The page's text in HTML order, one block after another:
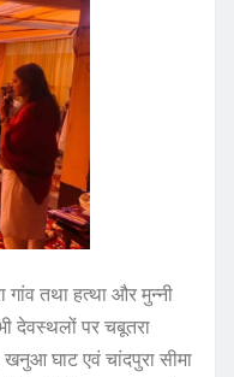
गांव तथा हत्था और मुन्नी
देवस्थलों पर चबूतरा
घाट एवं चांदपुरा सीमा